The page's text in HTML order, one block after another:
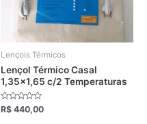
Lençois Térmicos
Lençol Térmico Casal
1,35×1,65 c/2 Temperaturas
Avaliação
0
R$ 440,00
opções
podem
na
página